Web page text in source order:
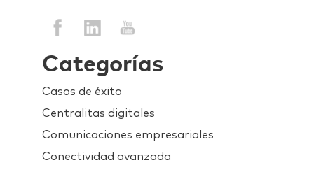
Categorías
Casos de éxito
Centralitas digitales
Comunicaciones empresariales
Conectividad avanzada